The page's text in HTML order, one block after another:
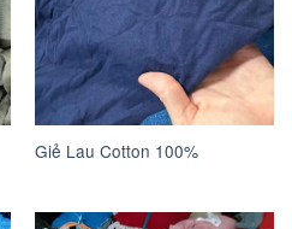
Giẻ Lau Cotton 100%